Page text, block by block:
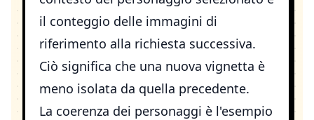
il conteggio delle immagini di
riferimento alla richiesta successiva.
Ciò significa che una nuova vignetta è
meno isolata da quella precedente.
La coerenza dei personaggi è l'esempio